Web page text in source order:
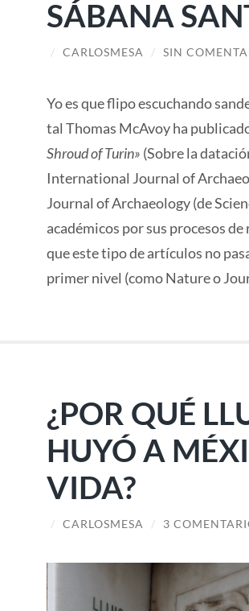
SÁBANA
/ CARLOSMESA / SIN
Yo es que flipo escuchando
tal Thomas McAvoy ha
Shroud of Turin» (Sobre la
International Journal of
Journal of Archaeology (de
académicos por sus procesos
que este tipo de artículos no
primer nivel (como Nature o
¿POR QUÉ
HUYÓ A
VIDA?
/ CARLOSMESA / 3